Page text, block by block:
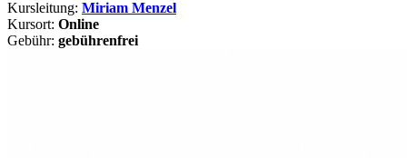
Kursleitung: Miriam Menzel
Kursort: Online
Gebühr: gebührenfrei